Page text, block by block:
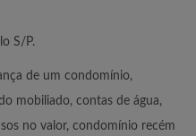
S/P.
de um condomínio,
mobiliado, contas de água,
no valor, condomínio recém